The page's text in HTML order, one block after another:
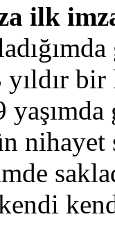
ilk
nihayet